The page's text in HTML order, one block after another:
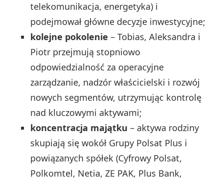
telekomunikacja, energetyka) i
podejmował główne decyzje inwestycyjne;
kolejne pokolenie – Tobias, Aleksandra i
Piotr przejmują stopniowo
odpowiedzialność za operacyjne
zarządzanie, nadzór właścicielski i rozwój
nowych segmentów, utrzymując kontrolę
nad kluczowymi aktywami;
koncentracja majątku – aktywa rodziny
skupiają się wokół Grupy Polsat Plus i
powiązanych spółek (Cyfrowy Polsat,
Polkomtel, Netia, ZE PAK, Plus Bank,